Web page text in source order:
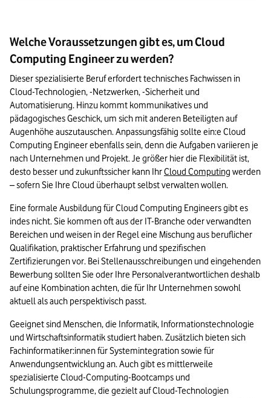
Welche Voraussetzungen gibt es, um Cloud
Computing Engineer zu werden?
Dieser spezialisierte Beruf erfordert technisches Fachwissen in
Cloud-Technologien, -Netzwerken, -Sicherheit und
Automatisierung. Hinzu kommt kommunikatives und
pädagogisches Geschick, um sich mit anderen Beteiligten auf
Augenhöhe auszutauschen. Anpassungsfähig sollte ein:e Cloud
Computing Engineer ebenfalls sein, denn die Aufgaben variieren je
nach Unternehmen und Projekt. Je größer hier die Flexibilität ist,
desto besser und zukunftssicher kann Ihr Cloud Computing werden
– sofern Sie Ihre Cloud überhaupt selbst verwalten wollen.
Eine formale Ausbildung für Cloud Computing Engineers gibt es
indes nicht. Sie kommen oft aus der IT-Branche oder verwandten
Bereichen und weisen in der Regel eine Mischung aus beruflicher
Qualifikation, praktischer Erfahrung und spezifischen
Zertifizierungen vor. Bei Stellenausschreibungen und eingehenden
Bewerbung sollten Sie oder Ihre Personalverantwortlichen deshalb
auf eine Kombination achten, die für Ihr Unternehmen sowohl
aktuell als auch perspektivisch passt.
Geeignet sind Menschen, die Informatik, Informationstechnologie
und Wirtschaftsinformatik studiert haben. Zusätzlich bieten sich
Fachinformatiker:innen für Systemintegration sowie für
Anwendungsentwicklung an. Auch gibt es mittlerweile
spezialisierte Cloud-Computing-Bootcamps und
Schulungsprogramme, die gezielt auf Cloud-Technologien